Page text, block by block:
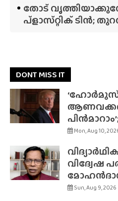
തോട്
പ്‌ളാസ്‌റ്റിക് ടിൻ;
DONT MISS IT
Mon, Aug 10,
വിദ്വേഷ
Sun, Aug 9, 2026